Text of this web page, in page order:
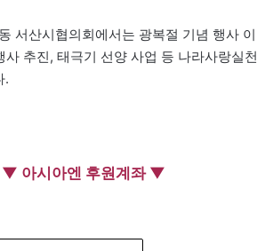
서산시협의회에서는 광복절 기념 행사 이
사 추진, 태극기 선양 사업 등 나라사랑실천
.
▼ 아시아엔 후원계좌 ▼